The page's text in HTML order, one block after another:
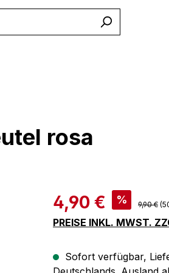
rosa
Verkaufspreis:
4,90 € % 9,90 €
PREISE INKL. MWST.
Sofort verfügbar,